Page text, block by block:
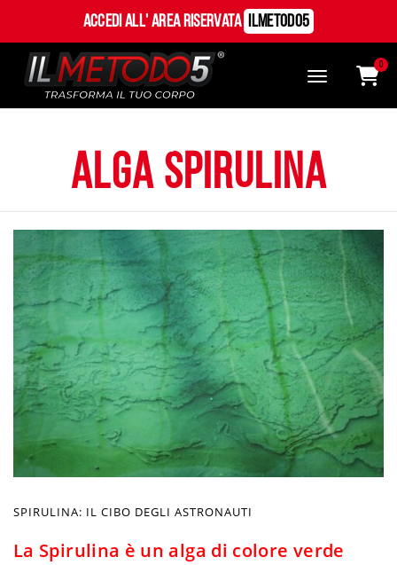
Accedi all' Area Riservata ILMetodo5
0
alga spirulina
SPIRULINA: IL CIBO DEGLI ASTRONAUTI
La Spirulina è un alga di colore verde